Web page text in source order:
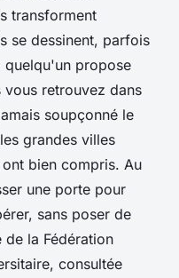
transforment
se dessinent, parfois
quelqu'un propose
retrouvez dans
soupçonné le
grandes villes
bien compris. Au
une porte pour
sans poser de
de la Fédération
consultée